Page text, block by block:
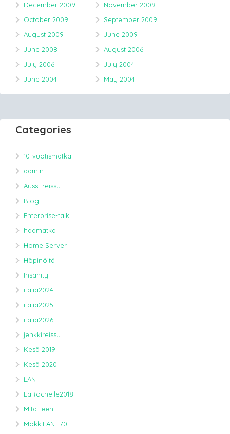
December 2009
November 2009
October 2009
September 2009
August 2009
June 2009
June 2008
August 2006
July 2006
July 2004
June 2004
May 2004
Categories
10-vuotismatka
admin
Aussi-reissu
Blog
Enterprise-talk
haamatka
Home Server
Höpinöitä
Insanity
italia2024
italia2025
italia2026
jenkkireissu
Kesä 2019
Kesä 2020
LAN
LaRochelle2018
Mitä teen
MökkiLAN_70